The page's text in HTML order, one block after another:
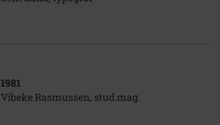
1981
Vibeke Rasmussen, stud.mag.